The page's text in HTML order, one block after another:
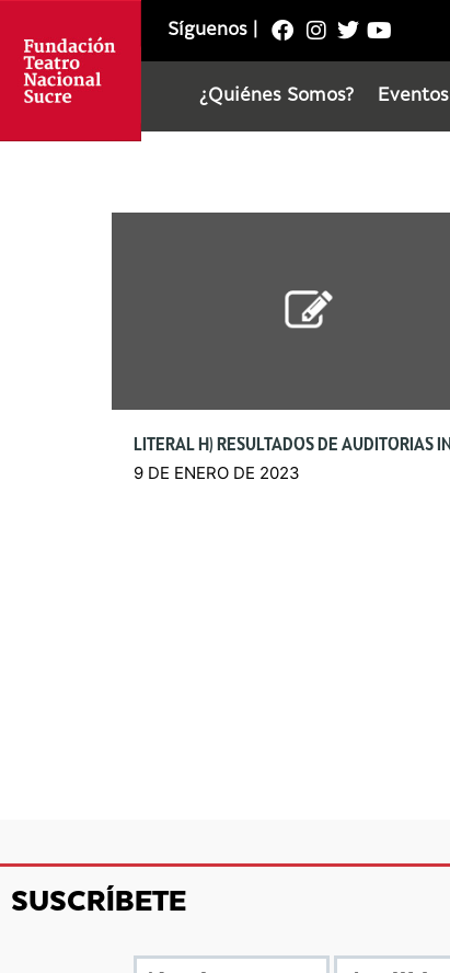
Síguenos
¿Quiénes Somos? Eventos
9 DE ENERO DE 2023
SUSCRÍBETE